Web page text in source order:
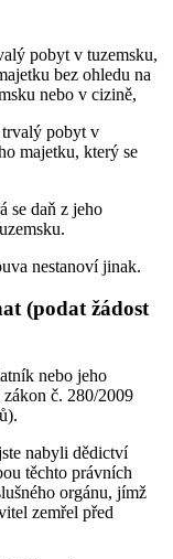
pobyt v tuzemsku,
bez ohledu na
nebo v cizině,
trvalý pobyt v
majetku, který se
se daň z jeho
nestanoví jinak.
(podat žádost
nebo jeho
č. 280/2009
nabyli dědictví
těchto právních
orgánu, jímž
zemřel před